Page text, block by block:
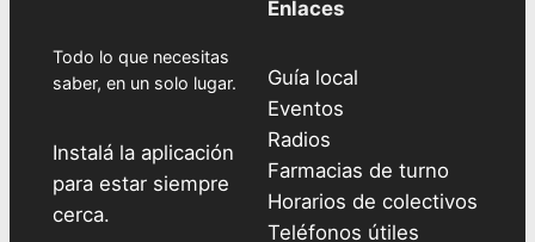
Todo lo que necesitas
saber, en un solo lugar.
Instalá la aplicación
para estar siempre
cerca.
Enlaces
Guía local
Eventos
Radios
Farmacias de turno
Horarios de colectivos
Teléfonos útiles